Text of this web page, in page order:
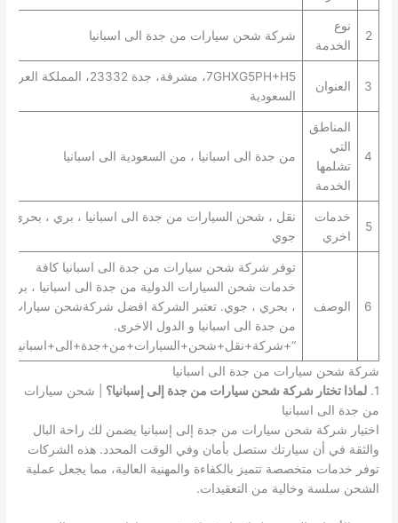
2
نوع
الخدمة
شركة شحن سيارات من جدة الى اسبانيا
3 العنوان
7GHXG5PH+H5، مشرفة، جدة 23332، المملكة العربية
السعودية
4
المناطق
التي
تشلمها
الخدمة
من جدة الى اسبانيا ، من السعودية الى اسبانيا
5
خدمات
اخري
نقل ، شحن السيارات من جدة الى اسبانيا ، بري ، بحري ،
جوي
6 الوصف
توفر شركة شحن سيارات من جدة الى اسبانيا كافة
خدمات شحن السيارات الدولية من جدة الى اسبانيا ، بري
، بحري ، جوي. تعتبر الشركة افضل شركةشحن سيارات
من جدة الى اسبانيا و الدول الاخرى.
“+شركة+نقل+شحن+السيارات+من+جدة+الى+اسبانيا+”
شركة شحن سيارات من جدة الى اسبانيا
1. لماذا تختار شركة شحن سيارات من جدة إلى إسبانيا؟ | شحن سيارات
من جدة الى اسبانيا
اختيار شركة شحن سيارات من جدة إلى إسبانيا يضمن لك راحة البال
والثقة في أن سيارتك ستصل بأمان وفي الوقت المحدد. هذه الشركات
توفر خدمات متخصصة تتميز بالكفاءة والمهنية العالية، مما يجعل عملية
الشحن سلسة وخالية من التعقيدات.